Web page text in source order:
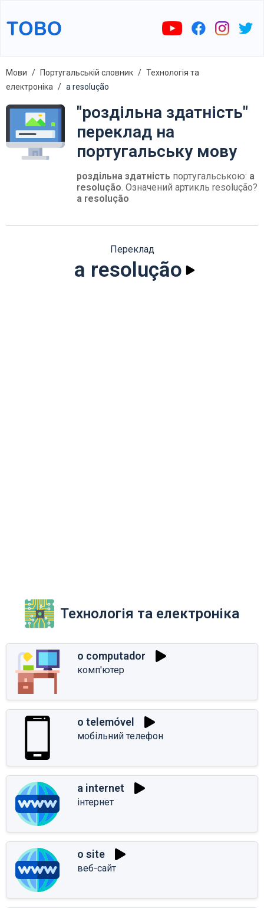
Мови Португальській словник
Технологія та
електроніка
a resolução
"роздільна здатність"
переклад на
португальську мову
роздільна здатність португальською: a
resolução. Означений артикль resolução?
a resolução
Переклад
a resolução
Технологія та електроніка
o computador
комп'ютер
o telemóvel
мобільний телефон
a internet
інтернет
o site
веб-сайт